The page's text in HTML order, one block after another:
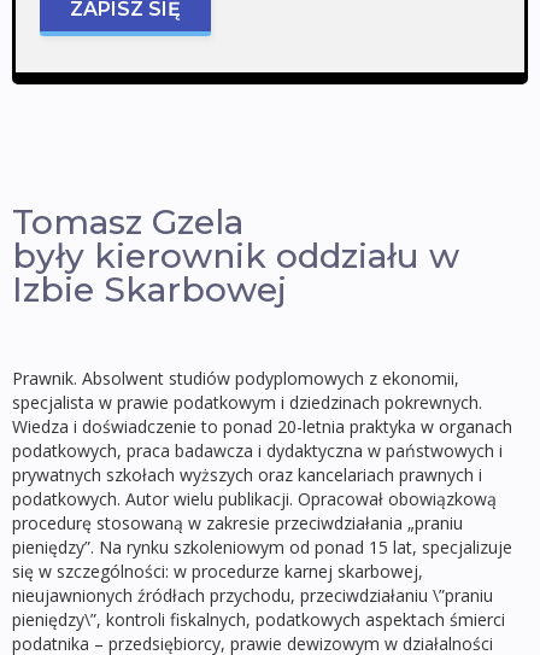
Tomasz Gzela
były kierownik oddziału w
Izbie Skarbowej
Prawnik. Absolwent studiów podyplomowych z ekonomii,
specjalista w prawie podatkowym i dziedzinach pokrewnych.
Wiedza i doświadczenie to ponad 20-letnia praktyka w organach
podatkowych, praca badawcza i dydaktyczna w państwowych i
prywatnych szkołach wyższych oraz kancelariach prawnych i
podatkowych. Autor wielu publikacji. Opracował obowiązkową
procedurę stosowaną w zakresie przeciwdziałania „praniu
pieniędzy”. Na rynku szkoleniowym od ponad 15 lat, specjalizuje
się w szczególności: w procedurze karnej skarbowej,
nieujawnionych źródłach przychodu, przeciwdziałaniu \”praniu
pieniędzy\”, kontroli fiskalnych, podatkowych aspektach śmierci
podatnika – przedsiębiorcy, prawie dewizowym w działalności